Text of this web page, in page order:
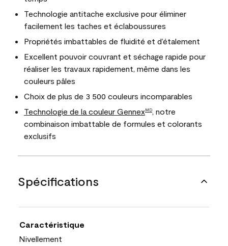
Technologie antitache exclusive pour éliminer
facilement les taches et éclaboussures
Propriétés imbattables de fluidité et d’étalement
Excellent pouvoir couvrant et séchage rapide pour
réaliser les travaux rapidement, même dans les
couleurs pâles
Choix de plus de 3 500 couleurs incomparables
Technologie de la couleur GennexMD
, notre
combinaison imbattable de formules et colorants
exclusifs
Spécifications
Caractéristique
Nivellement